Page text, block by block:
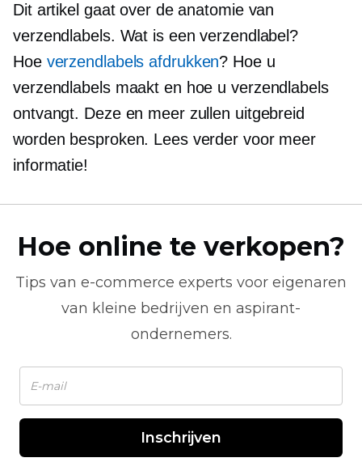
Dit artikel gaat over de anatomie van
verzendlabels. Wat is een verzendlabel?
Hoe verzendlabels afdrukken? Hoe u
verzendlabels maakt en hoe u verzendlabels
ontvangt. Deze en meer zullen uitgebreid
worden besproken. Lees verder voor meer
informatie!
Hoe online te verkopen?
Tips van e-commerce experts voor eigenaren
van kleine bedrijven en aspirant-
ondernemers.
Inschrijven